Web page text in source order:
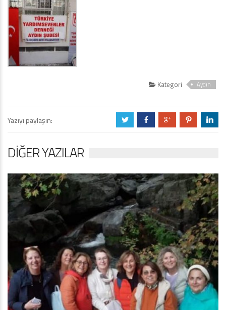
Kategori Aydın
Yazıyı paylaşın: a b c d j
DIĞER YAZILAR